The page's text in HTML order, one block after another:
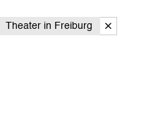
Theater in Freiburg